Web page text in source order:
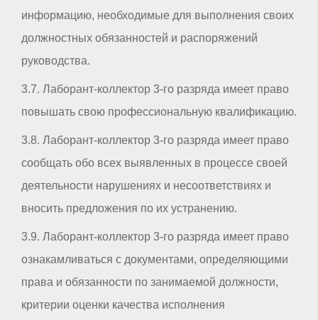
информацию, необходимые для выполнения своих
должностных обязанностей и распоряжений
руководства.
3.7. Лаборант-коллектор 3-го разряда имеет право
повышать свою профессиональную квалификацию.
3.8. Лаборант-коллектор 3-го разряда имеет право
сообщать обо всех выявленных в процессе своей
деятельности нарушениях и несоответствиях и
вносить предложения по их устранению.
3.9. Лаборант-коллектор 3-го разряда имеет право
ознакамливаться с документами, определяющими
права и обязанности по занимаемой должности,
критерии оценки качества исполнения